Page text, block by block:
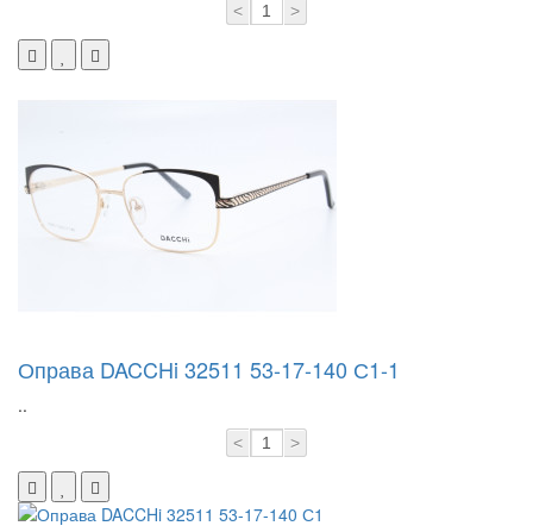
< >
Оправа DACCHi 32511 53-17-140 С1-1
..
< >